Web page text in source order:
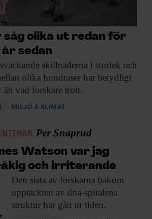
såg olika ut redan för
sedan
skillnaderna i storlek och
olika hundraser har betydligt
än vad forskare trott.
MILJÖ & KLIMAT
Per Snaprud
Watson var jag
och irriterande
Den sista av forskarna bakom
upptäckten av dna-spiralens
struktur har gått ur tiden.